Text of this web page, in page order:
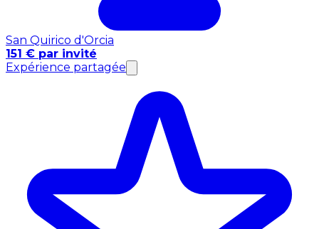
San Quirico d'Orcia
151 € par invité
Expérience partagée